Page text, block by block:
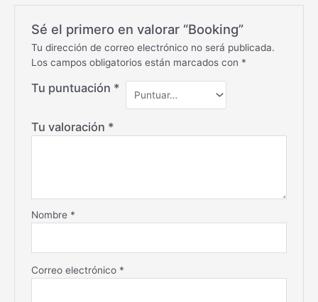
Sé el primero en valorar “Booking”
Tu dirección de correo electrónico no será publicada.
Los campos obligatorios están marcados con *
Tu puntuación *
Tu valoración *
Nombre *
Correo electrónico *